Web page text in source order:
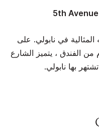
5th
في نابولي. على
الفندق ، يتميز الشارع
بها نابولي.